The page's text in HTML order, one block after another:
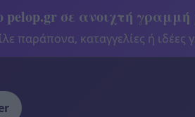
pelop.gr σε ανοιχτή
παράπονα, καταγγελίες ή ιδέες